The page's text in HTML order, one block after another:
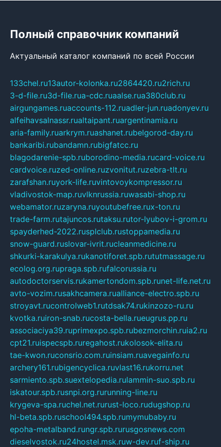
Полный справочник компаний
Актуальный каталог компаний по всей России
133chel.ru13autor-kolonka.ru2864420.ru2rich.ru
3-d-file.ru3d-file.rua-cdc.ruaalse.rua380club.ru
airgungames.ruaccounts-112.ruadler-jun.ruadonyev.ru
alfeihavsalnassr.rualtaipant.ruargentinamia.ru
aria-family.ruarkrym.ruashanet.rubelgorod-day.ru
bankaribi.rubandamn.rubigfatcc.ru
blagodarenie-spb.ruborodino-media.rucard-voice.ru
cardvoice.ruzed-online.ruzvonitut.ruzebra-tlt.ru
zarafshan.ruyork-life.ruvintovoykompressor.ru
vladivostok-map.ruvlknrussia.ruwasabi-shop.ru
webamator.ruzaryna.ruyoutubefree.rux-ton.ru
trade-farm.rutajuncos.rutaksu.rutor-lyubov-i-grom.ru
spayderhed-2022.rusplclub.rustoppamedia.ru
snow-guard.ruslovar-ivrit.rucleanmedicine.ru
shkurki-karakulya.rukanotiforet.spb.rututmassage.ru
ecolog.org.rupraga.spb.rufalcorussia.ru
autodoctorservis.rukamertondom.spb.runet-life.net.ru
avto-vozim.rusakhcamera.rualliance-electro.spb.ru
stroyavt.rucontrolweb1.rutdsak74.rukinzozo-ru.ru
kvotka.ruiron-snab.rucosta-bella.rueugrus.pp.ru
associaciya39.ruprimexpo.spb.rubezmorchin.ruia2.ru
cpt21.ruispecspb.ruregahost.rukolosok-elita.ru
tae-kwon.ruconsrio.com.ruinsiam.ruavegainfo.ru
archery161.rubigencyclica.ruvlast16.rukorru.net
sarmiento.spb.suextelopedia.rulammin-suo.spb.ru
iskatour.spb.rusnpi.org.rurunning-line.ru
krygeva-spa.ruchel.net.rurust-loco.rudugshop.ru
hl-beta.spb.ruschool494.spb.rumymubaby.ru
epoha-metalband.rungr.spb.rurusgosnews.com
dieselvostok.ru24hostel.msk.ruw-dev.ruf-ship.ru